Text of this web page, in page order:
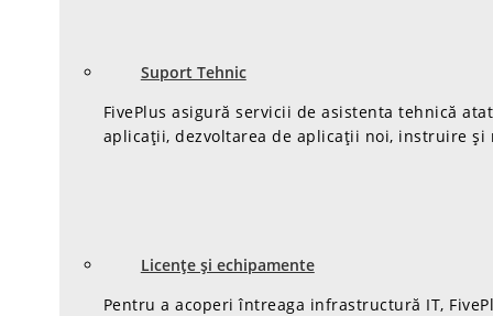
Suport Tehnic
FivePlus asigură servicii de asistenta tehnică
aplicații, dezvoltarea de aplicații noi, instruire și
Licențe și echipamente
Pentru a acoperi întreaga infrastructură IT,